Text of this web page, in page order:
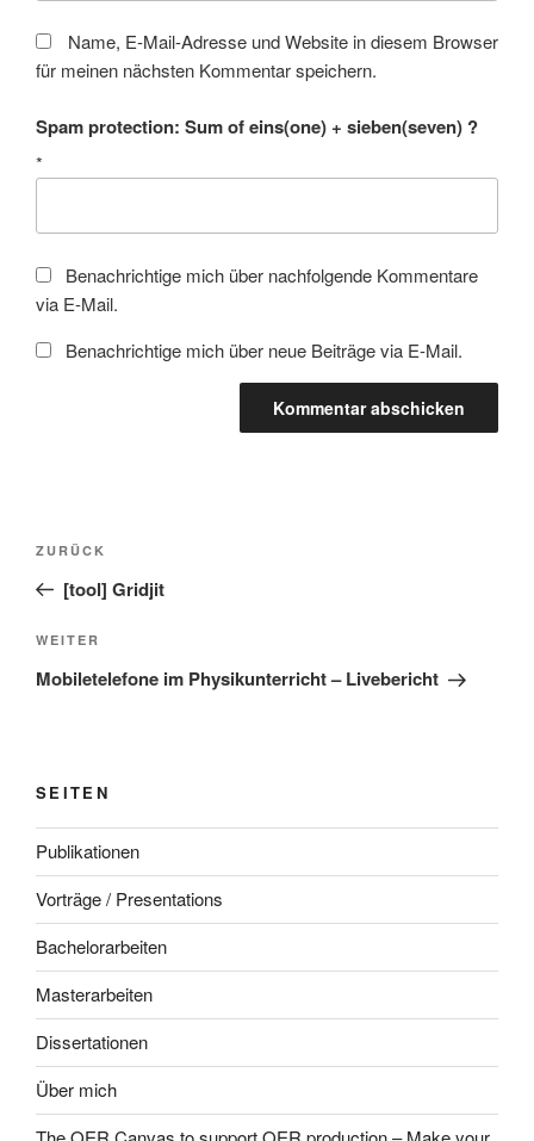
Name, E-Mail-Adresse und Website in diesem Browser
für meinen nächsten Kommentar speichern.
Spam protection: Sum of eins(one) + sieben(seven) ?
*
Benachrichtige mich über nachfolgende Kommentare
via E-Mail.
Benachrichtige mich über neue Beiträge via E-Mail.
Beitragsnavigation
Vorheriger
Beitrag
ZURÜCK
[tool] Gridjit
Nächster
Beitrag
WEITER
Mobiletelefone im Physikunterricht – Livebericht
SEITEN
Publikationen
Vorträge / Presentations
Bachelorarbeiten
Masterarbeiten
Dissertationen
Über mich